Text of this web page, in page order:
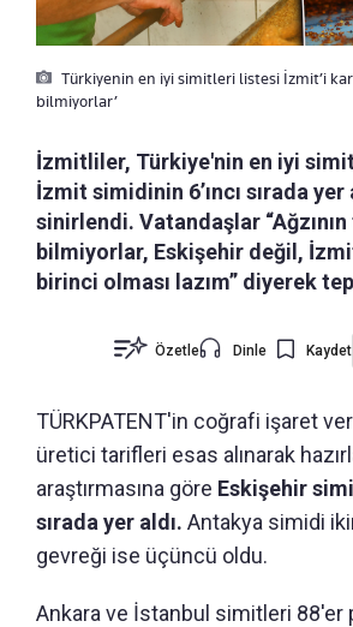
Türkiyenin en iyi simitleri listesi İzmit’i
bilmiyorlar’
İzmitliler, Türkiye'nin en iyi
İzmit simidinin 6’ıncı sırada yer
sinirlendi. Vatandaşlar “Ağzının
bilmiyorlar, Eskişehir değil,
birinci olması lazım” diyerek
Özetle Dinle Kaydet
TÜRKPATENT'in coğrafi işaret
üretici tarifleri esas alınarak
araştırmasına göre Eskişehir
sırada yer aldı. Antakya simidi
gevreği ise üçüncü oldu.
Ankara ve İstanbul simitleri 88'er